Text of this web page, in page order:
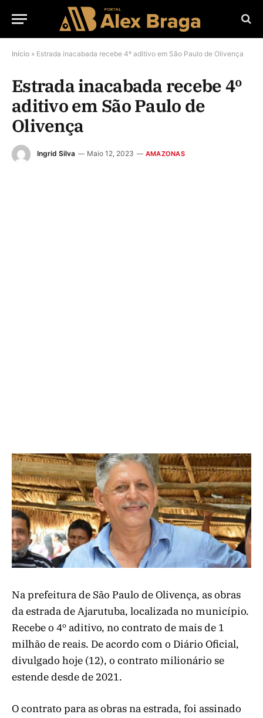
Início » Estrada inacabada recebe 4º aditivo em São Paulo de Olivença
Estrada inacabada recebe 4º
aditivo em São Paulo de
Olivença
Ingrid Silva Maio 12, 2023 AMAZONAS
Na prefeitura de São Paulo de Olivença, as obras
da estrada de Ajarutuba, localizada no município.
Recebe o 4º aditivo, no contrato de mais de 1
milhão de reais. De acordo com o Diário Oficial,
divulgado hoje (12), o contrato milionário se
estende desde de 2021.
O contrato para as obras na estrada, foi assinado